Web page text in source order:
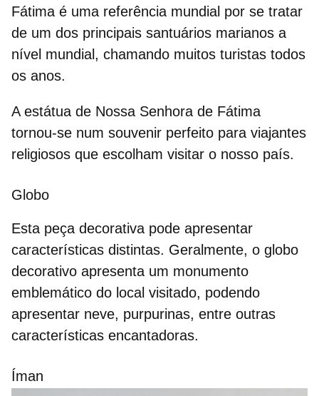
Fátima é uma referência mundial por se tratar
de um dos principais santuários marianos a
nível mundial, chamando muitos turistas todos
os anos.
A estátua de Nossa Senhora de Fátima
tornou-se num souvenir perfeito para viajantes
religiosos que escolham visitar o nosso país.
Globo
Esta peça decorativa pode apresentar
características distintas. Geralmente, o globo
decorativo apresenta um monumento
emblemático do local visitado, podendo
apresentar neve, purpurinas, entre outras
características encantadoras.
Íman